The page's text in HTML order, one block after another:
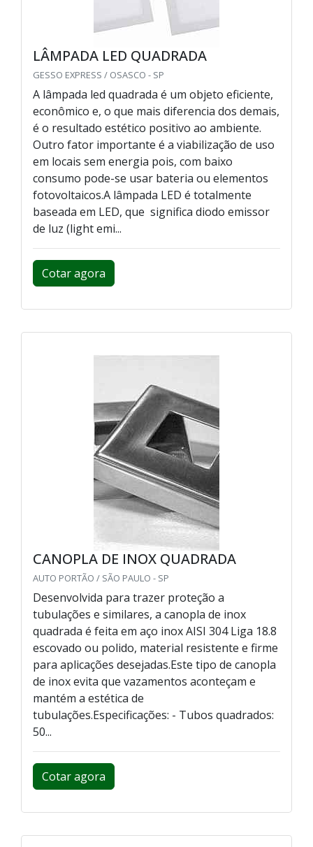
LÂMPADA LED QUADRADA
GESSO EXPRESS / OSASCO - SP
A lâmpada led quadrada é um objeto eficiente,
econômico e, o que mais diferencia dos demais,
é o resultado estético positivo ao ambiente.
Outro fator importante é a viabilização de uso
em locais sem energia pois, com baixo
consumo pode-se usar bateria ou elementos
fotovoltaicos.A lâmpada LED é totalmente
baseada em LED, que significa diodo emissor
de luz (light emi...
Cotar agora
CANOPLA DE INOX QUADRADA
AUTO PORTÃO / SÃO PAULO - SP
Desenvolvida para trazer proteção a
tubulações e similares, a canopla de inox
quadrada é feita em aço inox AISI 304 Liga 18.8
escovado ou polido, material resistente e firme
para aplicações desejadas.Este tipo de canopla
de inox evita que vazamentos aconteçam e
mantém a estética de
tubulações.Especificações: - Tubos quadrados:
50...
Cotar agora